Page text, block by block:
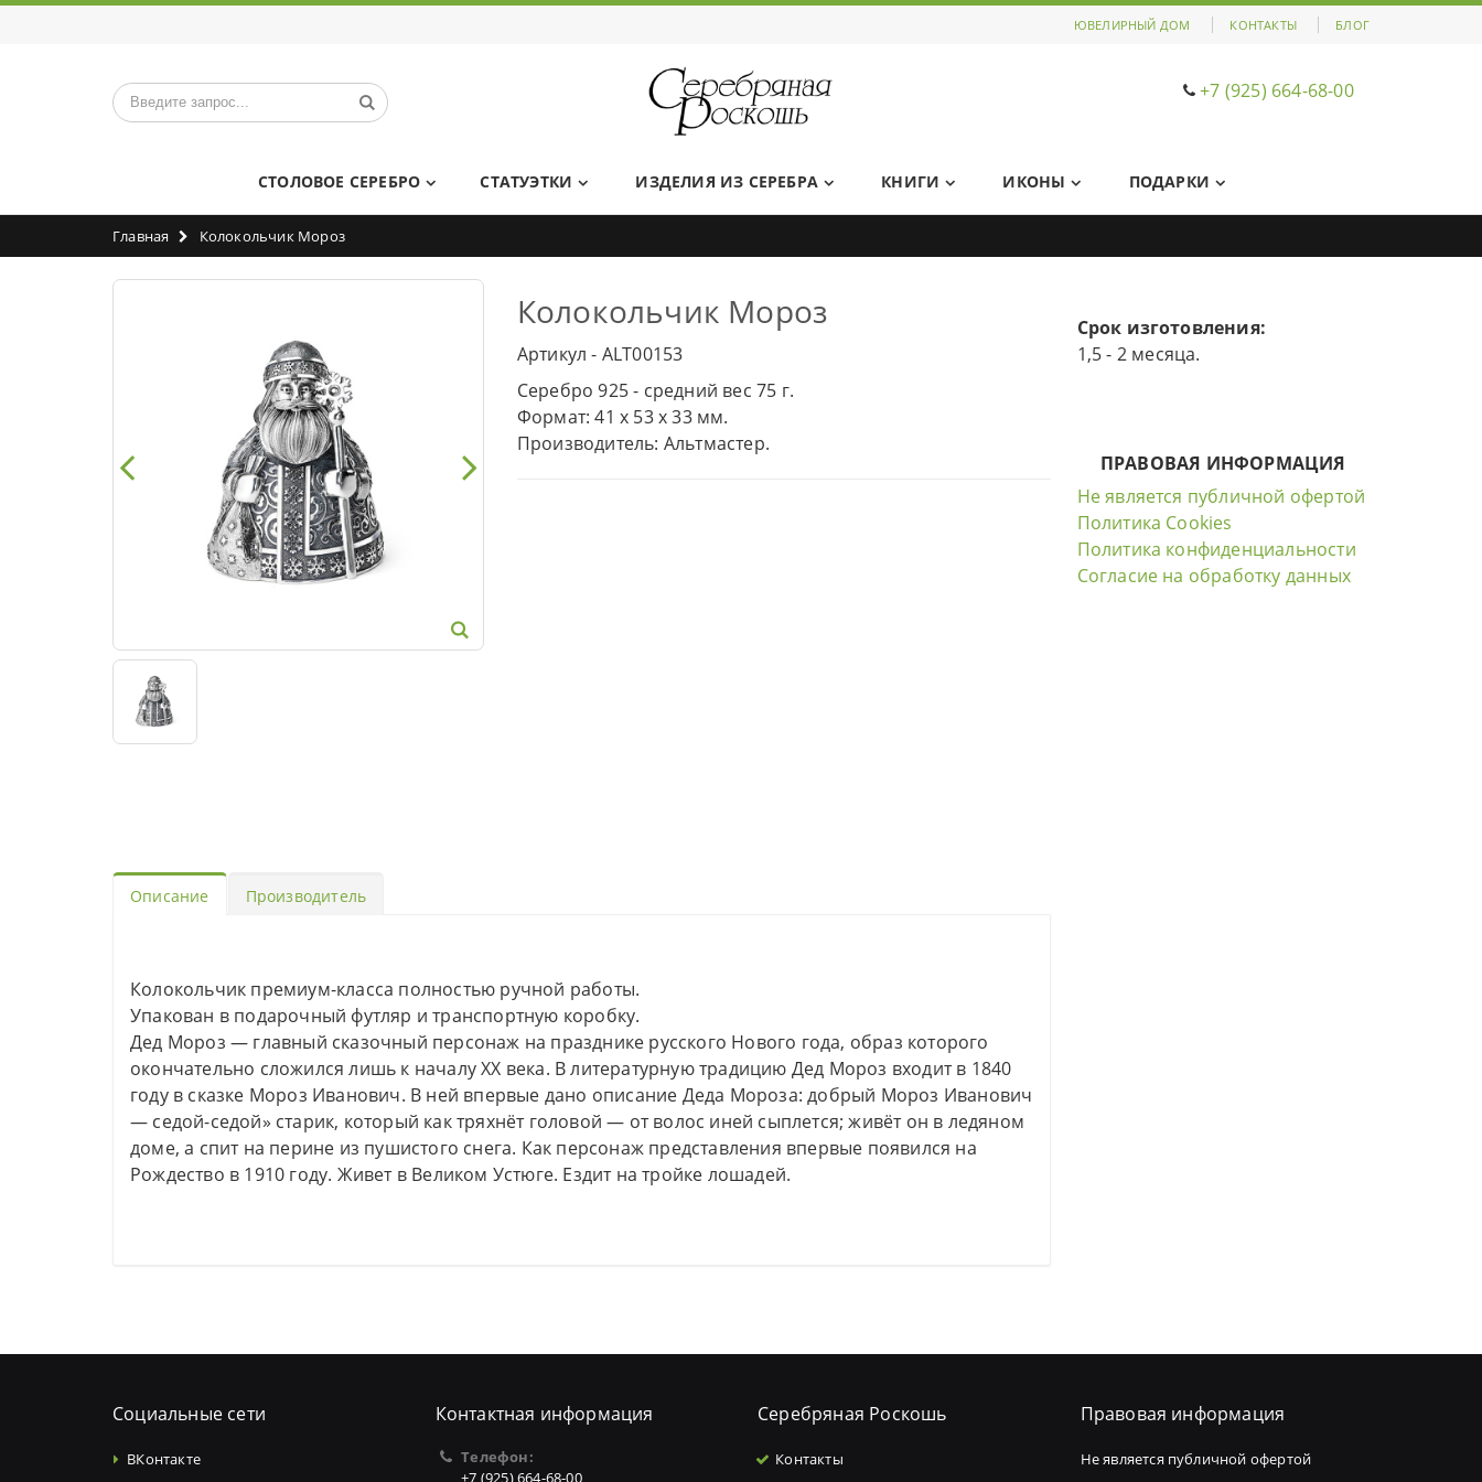
КОНТАКТЫ БЛОГ
ЮВЕЛИРНЫЙ ДОМ
+7 (925) 664-68-00
СТОЛОВОЕ СЕРЕБРО СТАТУЭТКИ ИЗДЕЛИЯ ИЗ СЕРЕБРА КНИГИ ИКОНЫ ПОДАРКИ
Главная Колокольчик Мороз
Колокольчик Мороз
Артикул - ALT00153
Серебро 925 - средний вес 75 г.
Формат: 41 x 53 x 33 мм.
Производитель: Альтмастер.
Описание Производитель
Колокольчик премиум-класса полностью ручной работы.
Упакован в подарочный футляр и транспортную коробку.
Дед Мороз — главный сказочный персонаж на празднике русского Нового года, образ которого
окончательно сложился лишь к началу XX века. В литературную традицию Дед Мороз входит в 1840
году в сказке Мороз Иванович. В ней впервые дано описание Деда Мороза: добрый Мороз Иванович
— седой-седой» старик, который как тряхнёт головой — от волос иней сыплется; живёт он в ледяном
доме, а спит на перине из пушистого снега. Как персонаж представления впервые появился на
Рождество в 1910 году. Живет в Великом Устюге. Ездит на тройке лошадей.
Срок изготовления:
1,5 - 2 месяца.
ПРАВОВАЯ ИНФОРМАЦИЯ
Не является публичной офертой
Политика Cookies
Политика конфиденциальности
Согласие на обработку данных
Социальные сети
ВКонтакте
Контактная информация
Телефон:
+7 (925) 664-68-00
Серебряная Роскошь
Контакты
Правовая информация
Не является публичной офертой